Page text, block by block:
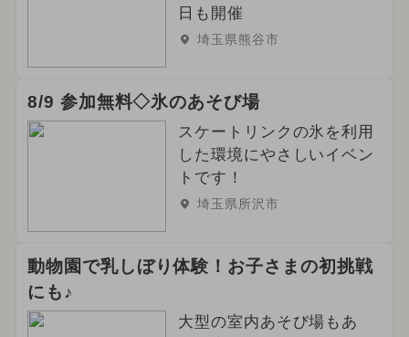
日も開催
埼玉県熊谷市
8/9 参加無料◇氷のあそび場
スケートリンクの氷を利用
した環境にやさしいイベン
トです！
埼玉県所沢市
動物園で乳しぼり体験！お子さまの初挑戦
にも♪
大型の室内あそび場もあ